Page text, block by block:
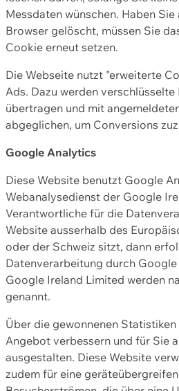
Messdaten wünschen. Haben
Browser gelöscht, müssen Sie
Cookie erneut setzen.
Die Webseite nutzt "erweiterte
Ads. Dazu werden
übertragen und mit
abgeglichen, um Conversions
Google Analytics
Diese Website benutzt Google
Webanalysedienst der Google
Verantwortliche für die
Website ausserhalb des
oder der Schweiz sitzt, dann
Datenverarbeitung durch Google
Google Ireland Limited werden
genannt.
Über die gewonnenen
Angebot verbessern und für Sie
ausgestalten. Diese Website
zudem für eine